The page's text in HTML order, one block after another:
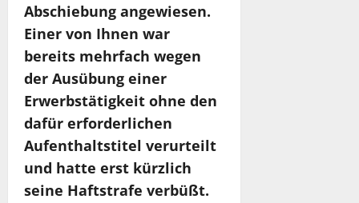
Abschiebung angewiesen.
Einer von Ihnen war
bereits mehrfach wegen
der Ausübung einer
Erwerbstätigkeit ohne den
dafür erforderlichen
Aufenthaltstitel verurteilt
und hatte erst kürzlich
seine Haftstrafe verbüßt.